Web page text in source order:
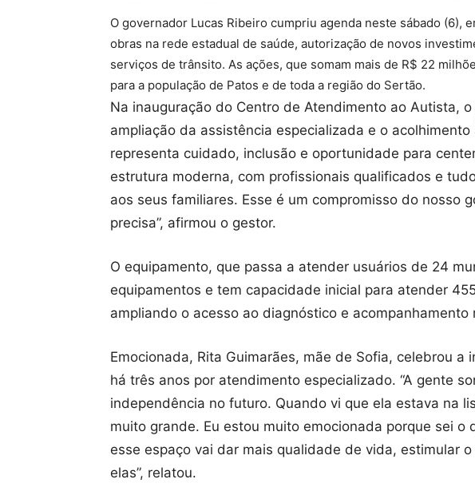
O governador Lucas Ribeiro cumpriu agenda neste sábado (6),
obras na rede estadual de saúde, autorização de novos
serviços de trânsito. As ações, que somam mais de R$ 22
para a população de Patos e de toda a região do Sertão.
Na inauguração do Centro de Atendimento ao Autista,
ampliação da assistência especializada e o
representa cuidado, inclusão e oportunidade para
estrutura moderna, com profissionais qualificados e
aos seus familiares. Esse é um compromisso do nosso
precisa”, afirmou o gestor.
O equipamento, que passa a atender usuários de 24
equipamentos e tem capacidade inicial para atender
ampliando o acesso ao diagnóstico e acompanhamento
Emocionada, Rita Guimarães, mãe de Sofia, celebrou
há três anos por atendimento especializado. “A gente
independência no futuro. Quando vi que ela estava na
muito grande. Eu estou muito emocionada porque sei
esse espaço vai dar mais qualidade de vida, estimular
elas”, relatou.